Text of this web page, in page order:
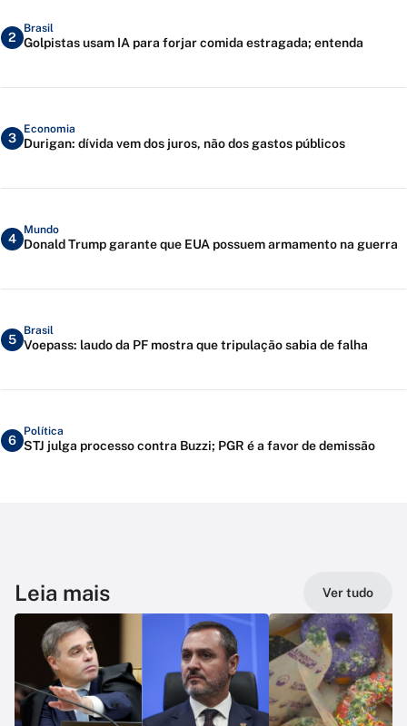
2
Brasil
Golpistas usam IA para forjar comida estragada; entenda
3
Economia
Durigan: dívida vem dos juros, não dos gastos públicos
4
Mundo
Donald Trump garante que EUA possuem armamento na guerra
5
Brasil
Voepass: laudo da PF mostra que tripulação sabia de falha
6
Política
STJ julga processo contra Buzzi; PGR é a favor de demissão
Leia mais Ver tudo